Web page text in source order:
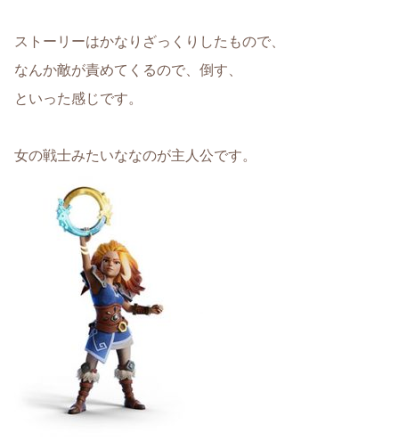
ストーリーはかなりざっくりしたもので、
なんか敵が責めてくるので、倒す、
といった感じです。
女の戦士みたいななのが主人公です。